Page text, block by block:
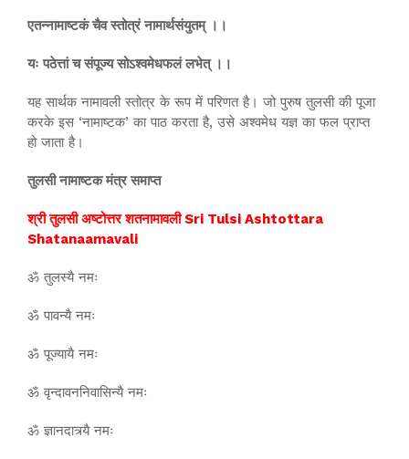
एतन्नामाष्टकं चैव स्तोत्रं नामार्थसंयुतम् ।।
यः पठेत्तां च संपूज्य सोऽश्वमेधफलं लभेत् ।।
यह सार्थक नामावली स्तोत्र के रूप में परिणत है। जो पुरुष तुलसी की पूजा
करके इस ‘नामाष्टक’ का पाठ करता है, उसे अश्वमेध यज्ञ का फल प्राप्त
हो जाता है।
तुलसी नामाष्टक मंत्र समाप्त
श्री तुलसी अष्टोत्तर शतनामावली Sri Tulsi Ashtottara
Shatanaamavali
ॐ तुलस्यै नमः
ॐ पावन्यै नमः
ॐ पूज्यायै नमः
ॐ वृन्दावननिवासिन्यै नमः
ॐ ज्ञानदात्र्यै नमः